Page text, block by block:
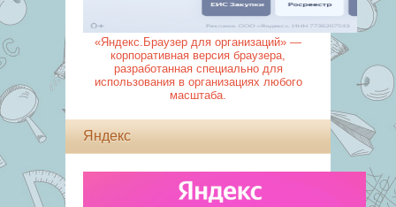
«Яндекс.Браузер для организаций» —
корпоративная версия браузера,
разработанная специально для
использования в организациях любого
масштаба.
Яндекс